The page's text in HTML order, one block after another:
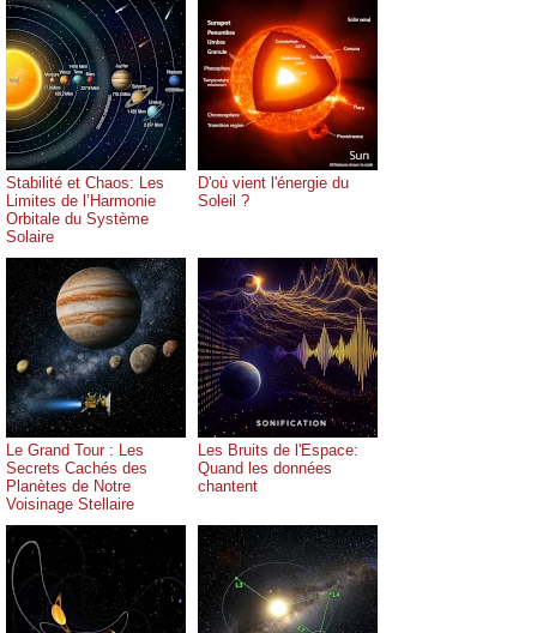
Stabilité et Chaos: Les
Limites de l’Harmonie
Orbitale du Système
Solaire
D'où vient l'énergie du
Soleil ?
Le Grand Tour : Les
Secrets Cachés des
Planètes de Notre
Voisinage Stellaire
Les Bruits de l'Espace:
Quand les données
chantent